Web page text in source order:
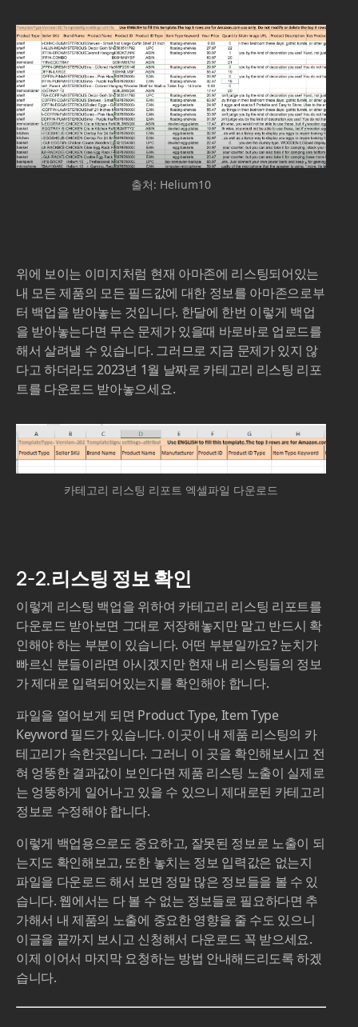
출처: Helium10
위에 보이는 이미지처럼 현재 아마존에 리스팅되어있는
내 모든 제품의 모든 필드값에 대한 정보를 아마존으로부
터 백업을 받아놓는 것입니다. 한달에 한번 이렇게 백업
을 받아놓는다면 무슨 문제가 있을때 바로바로 업로드를
해서 살려낼 수 있습니다. 그러므로 지금 문제가 있지 않
다고 하더라도 2023년 1월 날짜로 카테고리 리스팅 리포
트를 다운로드 받아놓으세요.
카테고리 리스팅 리포트 엑셀파일 다운로드
2-2.리스팅 정보 확인
이렇게 리스팅 백업을 위하여 카테고리 리스팅 리포트를
다운로드 받아보면 그대로 저장해놓지만 말고 반드시 확
인해야 하는 부분이 있습니다. 어떤 부분일까요? 눈치가
빠르신 분들이라면 아시겠지만 현재 내 리스팅들의 정보
가 제대로 입력되어있는지를 확인해야 합니다.
파일을 열어보게 되면 Product Type, Item Type
Keyword 필드가 있습니다. 이곳이 내 제품 리스팅의 카
테고리가 속한곳입니다. 그러니 이 곳을 확인해보시고 전
혀 엉뚱한 결과값이 보인다면 제품 리스팅 노출이 실제로
는 엉뚱하게 일어나고 있을 수 있으니 제대로된 카테고리
정보로 수정해야 합니다.
이렇게 백업용으로도 중요하고, 잘못된 정보로 노출이 되
는지도 확인해보고, 또한 놓치는 정보 입력값은 없는지
파일을 다운로드 해서 보면 정말 많은 정보들을 볼 수 있
습니다. 웹에서는 다 볼 수 없는 정보들로 필요하다면 추
가해서 내 제품의 노출에 중요한 영향을 줄 수도 있으니
이글을 끝까지 보시고 신청해서 다운로드 꼭 받으세요.
이제 이어서 마지막 요청하는 방법 안내해드리도록 하겠
습니다.